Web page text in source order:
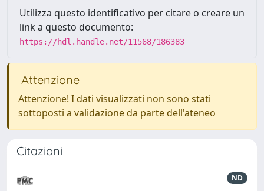
Utilizza questo identificativo per citare o creare un
link a questo documento:
https://hdl.handle.net/11568/186383
Attenzione
Attenzione! I dati visualizzati non sono stati
sottoposti a validazione da parte dell'ateneo
Citazioni
ND